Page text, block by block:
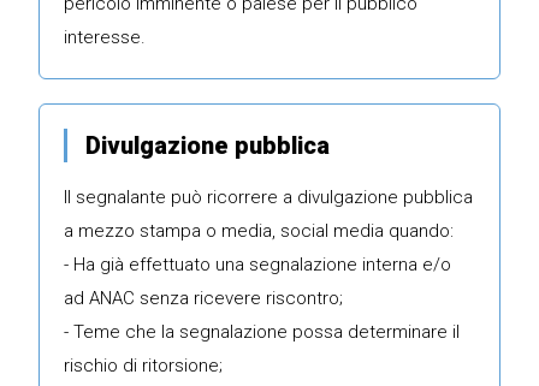
interesse.
Divulgazione pubblica
Il segnalante può ricorrere a divulgazione pubblica
a mezzo stampa o media, social media quando:
- Ha già effettuato una segnalazione interna e/o
ad ANAC senza ricevere riscontro;
- Teme che la segnalazione possa determinare il
rischio di ritorsione;